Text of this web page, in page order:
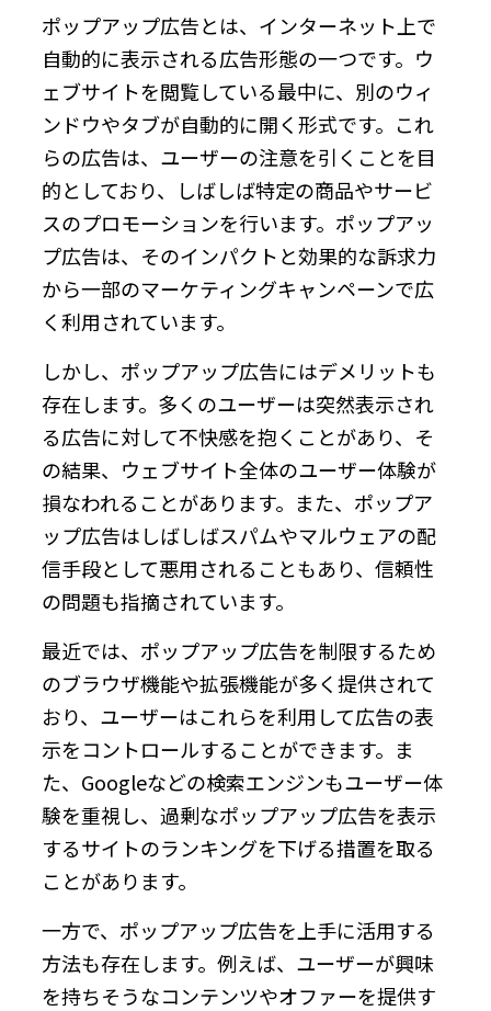
ポップアップ広告とは、インターネット上で
自動的に表示される広告形態の一つです。ウ
ェブサイトを閲覧している最中に、別のウィ
ンドウやタブが自動的に開く形式です。これ
らの広告は、ユーザーの注意を引くことを目
的としており、しばしば特定の商品やサービ
スのプロモーションを行います。ポップアッ
プ広告は、そのインパクトと効果的な訴求力
から一部のマーケティングキャンペーンで広
く利用されています。
しかし、ポップアップ広告にはデメリットも
存在します。多くのユーザーは突然表示され
る広告に対して不快感を抱くことがあり、そ
の結果、ウェブサイト全体のユーザー体験が
損なわれることがあります。また、ポップア
ップ広告はしばしばスパムやマルウェアの配
信手段として悪用されることもあり、信頼性
の問題も指摘されています。
最近では、ポップアップ広告を制限するため
のブラウザ機能や拡張機能が多く提供されて
おり、ユーザーはこれらを利用して広告の表
示をコントロールすることができます。ま
た、Googleなどの検索エンジンもユーザー体
験を重視し、過剰なポップアップ広告を表示
するサイトのランキングを下げる措置を取る
ことがあります。
一方で、ポップアップ広告を上手に活用する
方法も存在します。例えば、ユーザーが興味
を持ちそうなコンテンツやオファーを提供す